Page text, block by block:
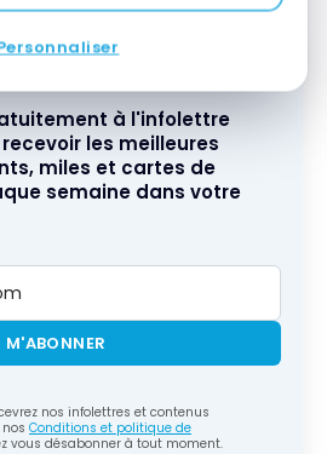
à l'infolettre
les meilleures
miles et cartes de
semaine dans votre
M'ABONNER
nos infolettres et contenus
Conditions et politique de
vous désabonner à tout moment.